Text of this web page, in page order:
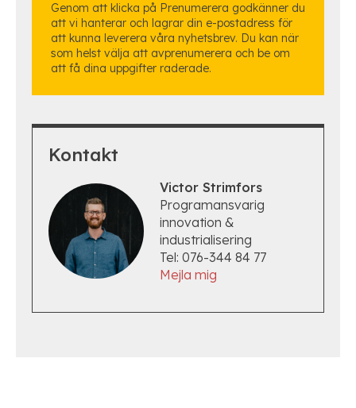
Genom att klicka på Prenumerera godkänner du
att vi hanterar och lagrar din e-postadress för
att kunna leverera våra nyhetsbrev. Du kan när
som helst välja att avprenumerera och be om
att få dina uppgifter raderade.
Kontakt
Victor Strimfors
Programansvarig
innovation &
industrialisering
Tel: 076-344 84 77
Mejla mig